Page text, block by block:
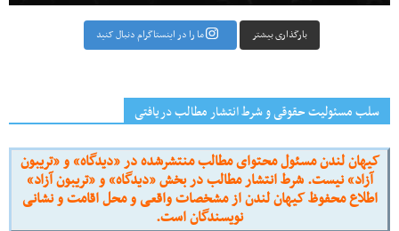
بارگذاری بیشتر ما را در اینستاگرام دنبال کنید
سلب مسئولیت حقوقی و شرط انتشار مطالب دریافتی
کیهان لندن مسئول محتوای مطالب منتشرشده در «دیدگاه» و «تریبون
آزاد» نیست. شرط انتشار مطالب در بخش «دیدگاه» و «تریبون آزاد»
اطلاع محفوظ کیهان لندن از مشخصات واقعی و محل اقامت و نشانی
نویسندگان است.